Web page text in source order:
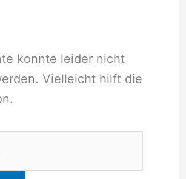
konnte leider nicht
Vielleicht hilft die